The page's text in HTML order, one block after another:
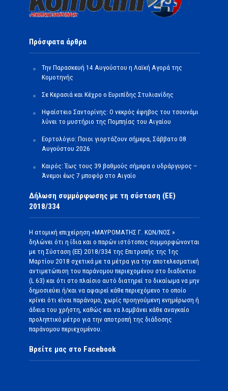
Πρόσφατα άρθρα
Την Παρασκευή 14 Αυγούστου η Λαϊκή Αγορά της
Κομοτηνής
Σε Κερασιά και Κέχρο ο Ευριπίδης Στυλιανίδης
Ηφαίστειο Σαντορίνης: Ο νεκρός έφηβος του τσουνάμι
λύνει το μυστήριο της Πομπηίας του Αιγαίου
Εορτολόγιο: Ποιοι γιορτάζουν σήμερα, Σάββατο 08
Αυγούστου 2026
Καιρός: Έως τους 39 βαθμούς σήμερα ο υδράργυρος –
Άνεμοι έως 7 μποφόρ στο Αιγαίο
Δήλωση συμμόρφωσης με τη σύσταση (ΕΕ)
2018/334
Η ατομική επιχείρηση «ΜΑΥΡΟΜΑΤΗΣ Γ. ΚΩΝ/ΝΟΣ »
δηλώνει ότι η ίδια και ο παρών ιστότοπος συμμορφώνονται
με τη Σύσταση (ΕΕ) 2018/334 της Επιτροπής της 1ης
Μαρτίου 2018 σχετικά με τα μέτρα για την αποτελεσματική
αντιμετώπιση του παράνομου περιεχομένου στο διαδίκτυο
(L 63) και ότι στο πλαίσιο αυτό διατηρεί το δικαίωμα να μην
δημοσιεύει ή/και να αφαιρεί κάθε περιεχόμενο το οποίο
κρίνει ότι είναι παράνομο, χωρίς προηγούμενη ενημέρωση ή
άδεια του χρήστη, καθώς και να λαμβάνει κάθε αναγκαίο
προληπτικό μέτρο για την αποτροπή της διάδοσης
παράνομου περιεχομένου.
Βρείτε μας στο Facebook